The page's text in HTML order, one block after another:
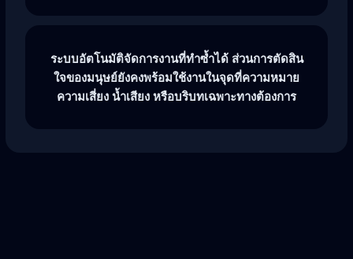
ระบบอัตโนมัติจัดการงานที่ทำซ้ำได้ ส่วนการตัดสิน
ใจของมนุษย์ยังคงพร้อมใช้งานในจุดที่ความหมาย
ความเสี่ยง น้ำเสียง หรือบริบทเฉพาะทางต้องการ